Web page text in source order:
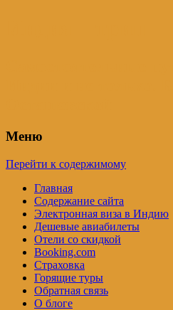
Меню
Перейти к содержимому
Главная
Содержание сайта
Электронная виза в Индию
Дешевые авиабилеты
Отели со скидкой
Booking.com
Страховка
Горящие туры
Обратная связь
О блоге